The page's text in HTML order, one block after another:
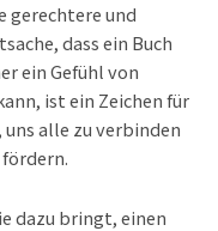
gerechtere und
dass ein Buch
ein Gefühl von
ist ein Zeichen für
alle zu verbinden
dazu bringt, einen